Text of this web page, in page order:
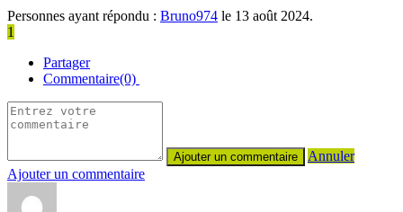
Personnes ayant répondu : Bruno974 le 13 août 2024.
1
Partager
Commentaire(0)
Annuler
Ajouter un commentaire